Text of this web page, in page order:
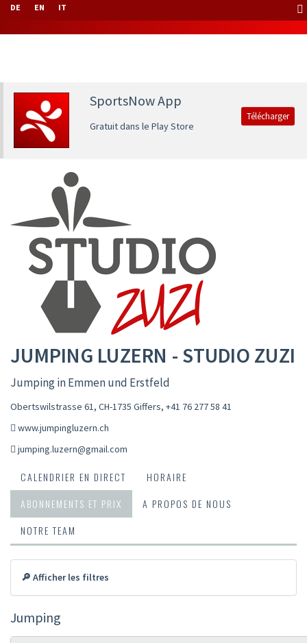
DE EN IT
SportsNow App
Gratuit dans le Play Store
Télécharger
JUMPING LUZERN - STUDIO ZUZI
Jumping in Emmen und Erstfeld
Obertswilstrasse 61, CH-1735 Giffers, +41 76 277 58 41
www.jumpingluzern.ch
jumping.luzern@gmail.com
CALENDRIER EN DIRECT
HORAIRE
ABONNEMENTS ET PRIX
A PROPOS DE NOUS
NOTRE TEAM
🔎 Afficher les filtres
Jumping